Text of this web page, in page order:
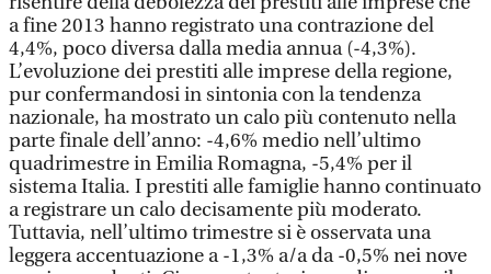
a fine 2013 hanno registrato una contrazione del
4,4%, poco diversa dalla media annua (-4,3%).
L’evoluzione dei prestiti alle imprese della regione,
pur confermandosi in sintonia con la tendenza
nazionale, ha mostrato un calo più contenuto nella
parte finale dell’anno: -4,6% medio nell’ultimo
quadrimestre in Emilia Romagna, -5,4% per il
sistema Italia. I prestiti alle famiglie hanno continuato
a registrare un calo decisamente più moderato.
Tuttavia, nell’ultimo trimestre si è osservata una
leggera accentuazione a -1,3% a/a da -0,5% nei nove